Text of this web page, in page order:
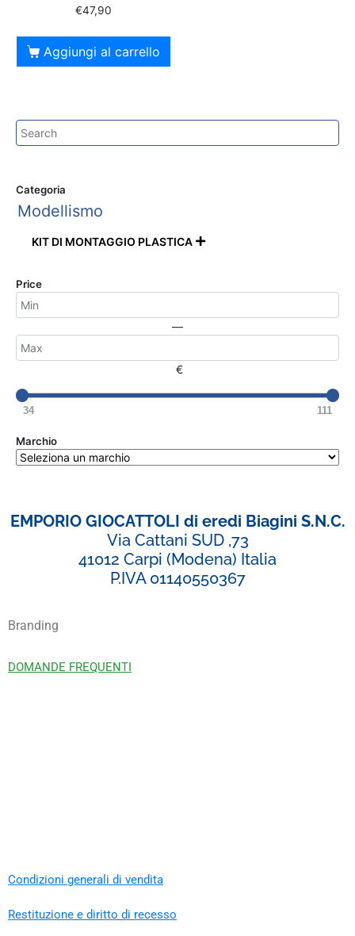
€47,90
Aggiungi al carrello
Categoria
Modellismo
KIT DI MONTAGGIO PLASTICA 
Price
—
€
34 111
Marchio
EMPORIO GIOCATTOLI di eredi Biagini S.N.C.
Via Cattani SUD ,73
41012 Carpi (Modena) Italia
P.IVA 01140550367
Branding
DOMANDE FREQUENTI
Condizioni generali di vendita
Restituzione e diritto di recesso